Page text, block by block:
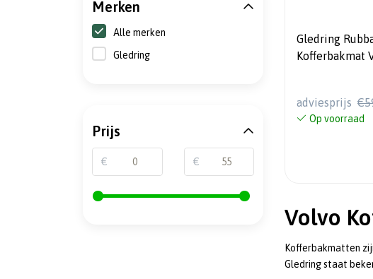
Gledring
Kofferbakmat
adviesprijs
Op voorraad
Volvo
Kofferbakmatten
Gledring staat
Merken
Alle merken
Gledring
Prijs
€ €